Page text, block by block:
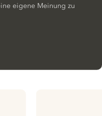
eigene Meinung zu